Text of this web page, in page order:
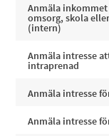
Anmäla
omsorg, skola
(intern)
Anmäla intresse
intraprenad
Anmäla intresse
Anmäla intresse